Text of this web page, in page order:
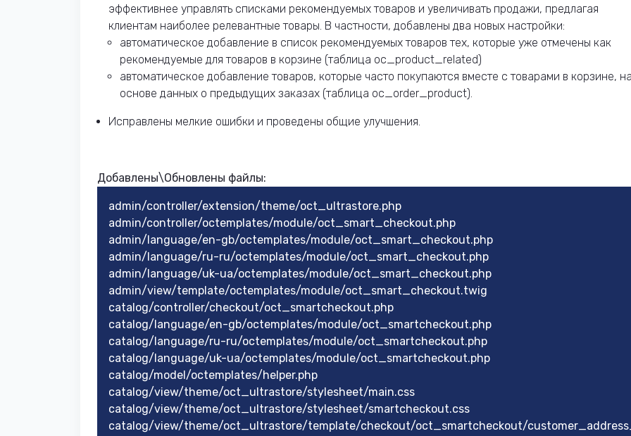
эффективнее управлять списками рекомендуемых товаров и увеличивать продажи, предлагая
клиентам наиболее релевантные товары. В частности, добавлены два новых настройки:
автоматическое добавление в список рекомендуемых товаров тех, которые уже отмечены как
рекомендуемые для товаров в корзине (таблица oc_product_related)
автоматическое добавление товаров, которые часто покупаются вместе с товарами в корзине,
основе данных о предыдущих заказах (таблица oc_order_product).
Исправлены мелкие ошибки и проведены общие улучшения.
Добавлены\Обновлены файлы:
admin/controller/extension/theme/oct_ultrastore.php
admin/controller/octemplates/module/oct_smart_checkout.php
admin/language/en-gb/octemplates/module/oct_smart_checkout.php
admin/language/ru-ru/octemplates/module/oct_smart_checkout.php
admin/language/uk-ua/octemplates/module/oct_smart_checkout.php
admin/view/template/octemplates/module/oct_smart_checkout.twig
catalog/controller/checkout/oct_smartcheckout.php
catalog/language/en-gb/octemplates/module/oct_smartcheckout.php
catalog/language/ru-ru/octemplates/module/oct_smartcheckout.php
catalog/language/uk-ua/octemplates/module/oct_smartcheckout.php
catalog/model/octemplates/helper.php
catalog/view/theme/oct_ultrastore/stylesheet/main.css
catalog/view/theme/oct_ultrastore/stylesheet/smartcheckout.css
catalog/view/theme/oct_ultrastore/template/checkout/oct_smartcheckout/